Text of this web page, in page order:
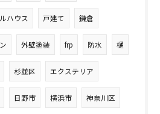
ハウス 戸建て 鎌倉
外壁塗装 frp 防水 樋
杉並区 エクステリア
日野市 横浜市 神奈川区